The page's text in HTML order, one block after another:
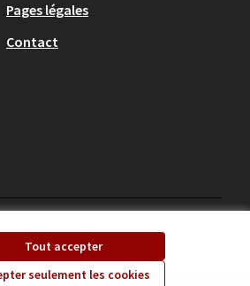
Tout accepter
seulement les cookies
Pages légales
Contact
(Lien externe)(Lien externe)